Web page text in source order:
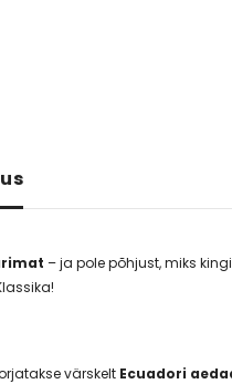
– ja pole põhjust, miks
värskelt Ecuadori